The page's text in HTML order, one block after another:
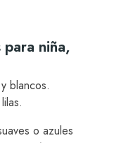
niña,
blancos.
o azules